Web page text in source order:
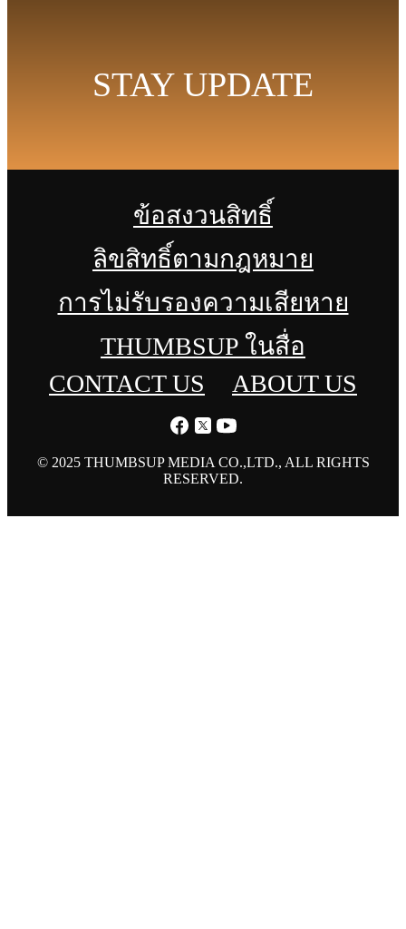
STAY UPDATE
ข้อสงวนสิทธิ์
ลิขสิทธิ์ตามกฎหมาย
การไม่รับรองความเสียหาย
THUMBSUP ในสื่อ
CONTACT US
ABOUT US
© 2025 THUMBSUP MEDIA CO.,LTD., ALL RIGHTS
RESERVED.